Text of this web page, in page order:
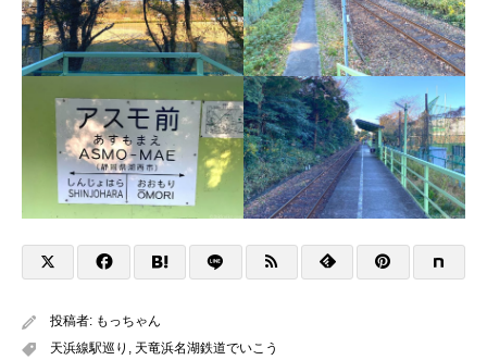
投稿者: もっちゃん
天浜線駅巡り
天竜浜名湖鉄道でいこう